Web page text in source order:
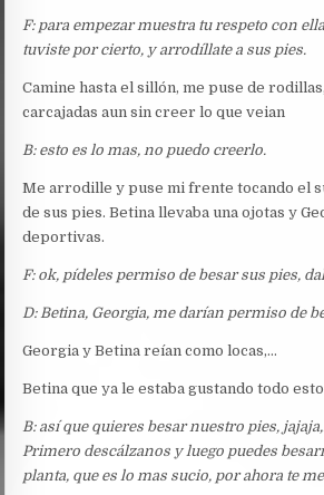
F: para empezar muestra tu respeto con
tuviste por cierto, y arrodíllate a sus pies.
Camine hasta el sillón, me puse de
carcajadas aun sin creer lo que veian
B: esto es lo mas, no puedo creerlo.
Me arrodille y puse mi frente tocando el
de sus pies. Betina llevaba una ojotas y
deportivas.
F: ok, pídeles permiso de besar sus pies,
D: Betina, Georgia, me darían permiso de
Georgia y Betina reían como locas,…
Betina que ya le estaba gustando todo
B: así que quieres besar nuestro pies,
Primero descálzanos y luego puedes
planta, que es lo mas sucio, por ahora te